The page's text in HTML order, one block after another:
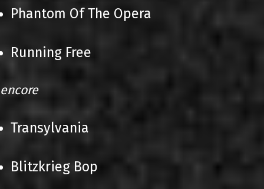
Phantom Of The Opera
Running Free
encore
Transylvania
Blitzkrieg Bop